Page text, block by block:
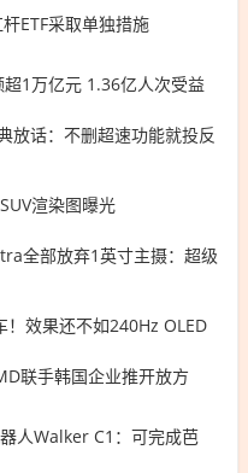
ETF采取单独措施
1万亿元 1.36亿人次受益
放话：不删超速功能就投反
渲染图曝光
全部放弃1英寸主摄：超级
效果还不如240Hz OLED
联手韩国企业推开放方
人Walker C1：可完成芭